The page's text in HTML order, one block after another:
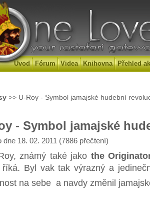
Úvod Fórum Videa Knihovna Přehled
>> U-Roy - Symbol jamajské hudební
- Symbol jamajské
dne 18. 02. 2011 (7886 přečtení)
známý také jako the
Byl vak tak výrazný a
na sebe a navdy změnil